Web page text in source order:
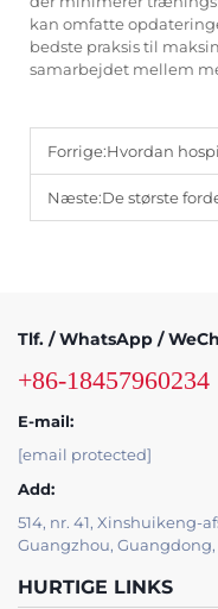
kan omfatte
bedste praksis til
samarbejdet mellem
Forrige:Hvordan
Næste:De største fordele
Tlf. / WhatsApp /
+86-18457960234
E-mail:
[email protected]
Add:
514, nr. 41, Xinshuikeng-
Guangzhou, Guangdong,
HURTIGE LINKS